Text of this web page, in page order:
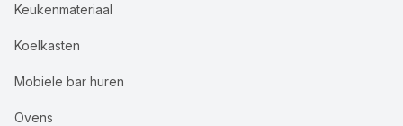
Keukenmateriaal
Koelkasten
Mobiele bar huren
Ovens